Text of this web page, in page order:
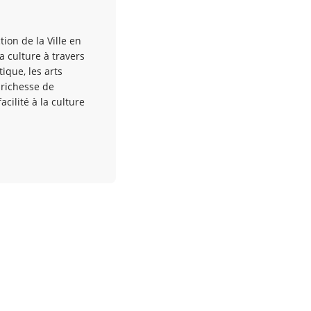
de la Ville en
culture à travers
les arts
de
à la culture